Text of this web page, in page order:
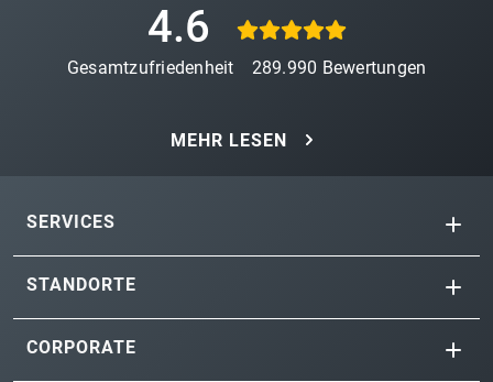
4.6
Gesamtzufriedenheit 289.990 Bewertungen
MEHR LESEN
SERVICES
STANDORTE
CORPORATE